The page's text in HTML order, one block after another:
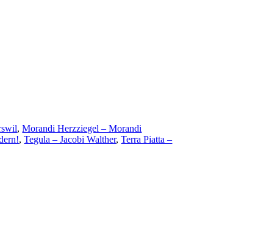
,Morandi Herzziegel – Morandi
,Tegula – Jacobi Walther,Terra Piatta –